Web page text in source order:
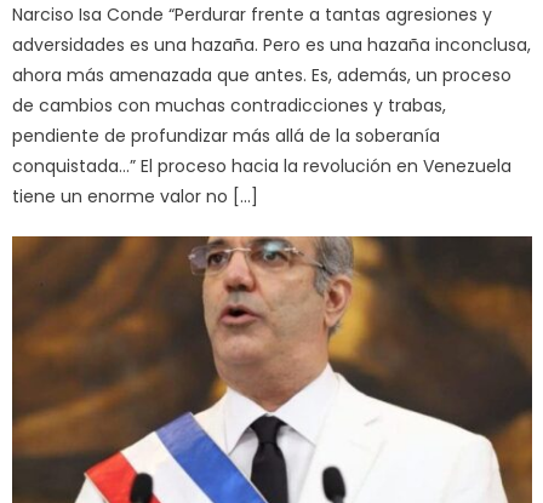
Narciso Isa Conde “Perdurar frente a tantas agresiones y
adversidades es una hazaña. Pero es una hazaña inconclusa,
ahora más amenazada que antes. Es, además, un proceso
de cambios con muchas contradicciones y trabas,
pendiente de profundizar más allá de la soberanía
conquistada…” El proceso hacia la revolución en Venezuela
tiene un enorme valor no […]